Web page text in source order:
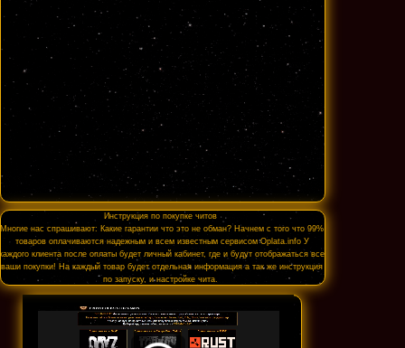
Инструкция по покупке читов
Многие нас спрашивают: Какие гарантии что это не обман? Начнем с того что 99%
товаров оплачиваются надежным и всем известным сервисом Oplata.info У
каждого клиента после оплаты будет личный кабинет, где и будут отображаться все
ваши покупки! На каждый товар будет отдельная информация а так же инструкция
по запуску, и настройке чита.